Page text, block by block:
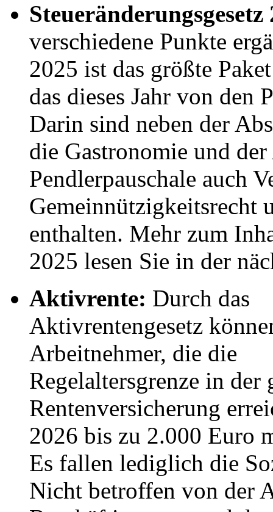
Steueränderungsgesetz
verschiedene Punkte
2025 ist das größte
das dieses Jahr von den
Darin sind neben der
die Gastronomie und
Pendlerpauschale auch
Gemeinnützigkeitsrecht
enthalten. Mehr zum
2025 lesen Sie in der
Aktivrente: Durch das
Aktivrentengesetz
Arbeitnehmer, die die
Regelaltersgrenze in der
Rentenversicherung
2026 bis zu 2.000 Euro
Es fallen lediglich die
Nicht betroffen von der